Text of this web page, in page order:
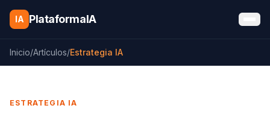
Saltar al contenido
IA PlataformaIA
Inicio/Artículos/Estrategia IA
ESTRATEGIA IA